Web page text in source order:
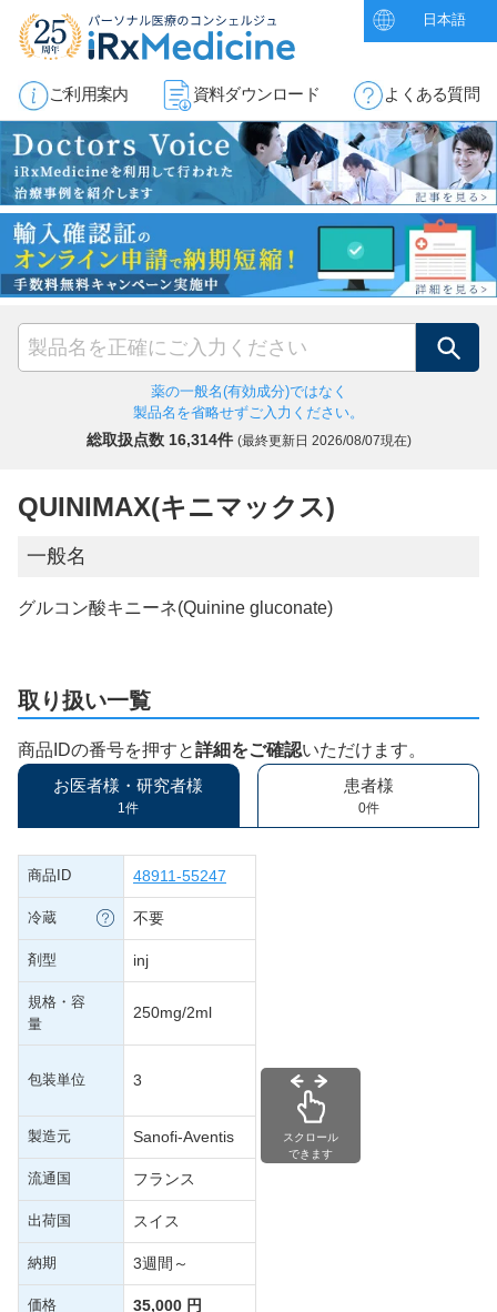
日本語
ご利用案内 資料ダウンロード よくある質問
検索
薬の一般名(有効成分)ではなく
製品名を省略せずご入力ください。
総取扱点数 16,314件 (最終更新日 2026/08/07現在)
QUINIMAX(キニマックス)
一般名
グルコン酸キニーネ(Quinine gluconate)
取り扱い一覧
商品IDの番号を押すと詳細をご確認いただけます。
お医者様・研究者様
1件
患者様
0件
商品ID 48911-55247
冷蔵 不要
剤型 inj
規格・容
量
250mg/2ml
包装単位 3
製造元 Sanofi-Aventis
流通国 フランス
出荷国 スイス
納期 3週間～
価格 35,000 円
スクロール
できます